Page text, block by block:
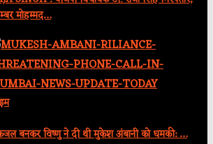
मोहम्मद…
बनकर विष्णु ने दी थी मुकेश अंबानी को धमकी: …